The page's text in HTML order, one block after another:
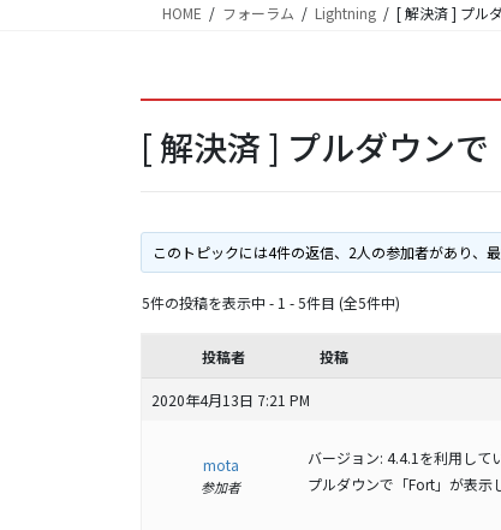
HOME フォーラム Lightning [ 解決済 ] プル
[ 解決済 ] プルダウン
このトピックには4件の返信、2人の参加者があり、
5件の投稿を表示中 - 1 - 5件目 (全5件中)
投稿者 投稿
2020年4月13日 7:21 PM
mota
参加者
バージョン: 4.4.1を利用して
プルダウンで「Fort」が表示